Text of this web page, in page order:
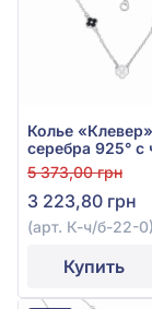
Колье
серебра 925°
и белыми
арт. К-ч/б-22-0
5 373,00 грн
3 223,80 грн
(арт. К-ч/б-22-0)
Купить